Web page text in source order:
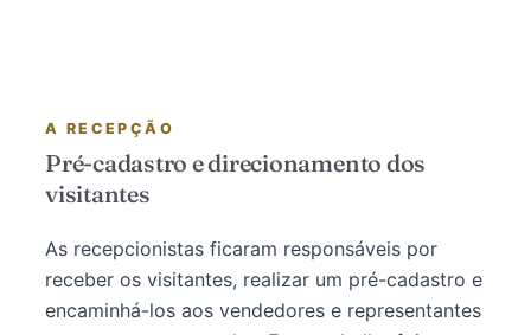
A RECEPÇÃO
Pré-cadastro e direcionamento dos
visitantes
As recepcionistas ficaram responsáveis por
receber os visitantes, realizar um pré-cadastro e
encaminhá-los aos vendedores e representantes